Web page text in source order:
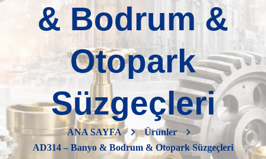
& Bodrum &
Otopark
Süzgeçleri
ANA SAYFA
Ürünler
AD314 – Banyo & Bodrum & Otopark Süzgeçleri